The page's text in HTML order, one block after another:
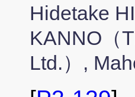
Hidetake
KANNO（
Ltd.）,